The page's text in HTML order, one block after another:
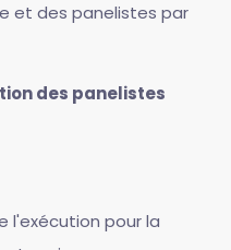
et des panelistes par
des panelistes
l'exécution pour la